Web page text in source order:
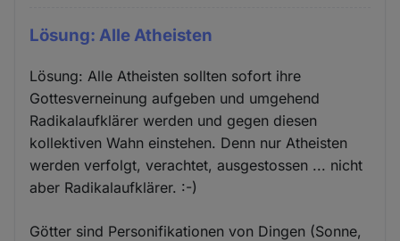
Lösung: Alle Atheisten
Lösung: Alle Atheisten sollten sofort ihre
Gottesverneinung aufgeben und umgehend
Radikalaufklärer werden und gegen diesen
kollektiven Wahn einstehen. Denn nur Atheisten
werden verfolgt, verachtet, ausgestossen ... nicht
aber Radikalaufklärer. :-)
Götter sind Personifikationen von Dingen (Sonne,